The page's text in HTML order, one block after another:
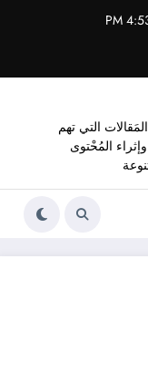
التي تهم
المُحْتوى